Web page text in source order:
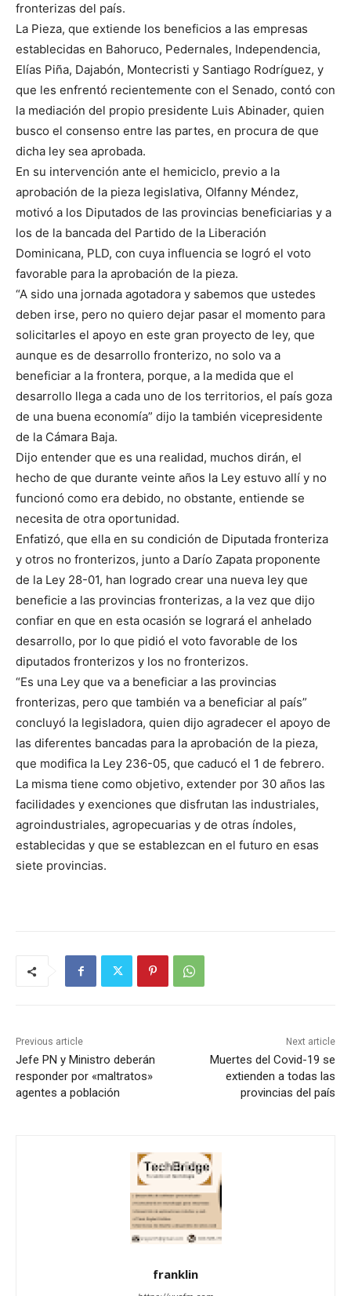
fronterizas del país.
La Pieza, que extiende los beneficios a las empresas
establecidas en Bahoruco, Pedernales, Independencia,
Elías Piña, Dajabón, Montecristi y Santiago Rodríguez, y
que les enfrentó recientemente con el Senado, contó con
la mediación del propio presidente Luis Abinader, quien
busco el consenso entre las partes, en procura de que
dicha ley sea aprobada.
En su intervención ante el hemiciclo, previo a la
aprobación de la pieza legislativa, Olfanny Méndez,
motivó a los Diputados de las provincias beneficiarias y a
los de la bancada del Partido de la Liberación
Dominicana, PLD, con cuya influencia se logró el voto
favorable para la aprobación de la pieza.
“A sido una jornada agotadora y sabemos que ustedes
deben irse, pero no quiero dejar pasar el momento para
solicitarles el apoyo en este gran proyecto de ley, que
aunque es de desarrollo fronterizo, no solo va a
beneficiar a la frontera, porque, a la medida que el
desarrollo llega a cada uno de los territorios, el país goza
de una buena economía” dijo la también vicepresidente
de la Cámara Baja.
Dijo entender que es una realidad, muchos dirán, el
hecho de que durante veinte años la Ley estuvo allí y no
funcionó como era debido, no obstante, entiende se
necesita de otra oportunidad.
Enfatizó, que ella en su condición de Diputada fronteriza
y otros no fronterizos, junto a Darío Zapata proponente
de la Ley 28-01, han logrado crear una nueva ley que
beneficie a las provincias fronterizas, a la vez que dijo
confiar en que en esta ocasión se logrará el anhelado
desarrollo, por lo que pidió el voto favorable de los
diputados fronterizos y los no fronterizos.
“Es una Ley que va a beneficiar a las provincias
fronterizas, pero que también va a beneficiar al país”
concluyó la legisladora, quien dijo agradecer el apoyo de
las diferentes bancadas para la aprobación de la pieza,
que modifica la Ley 236-05, que caducó el 1 de febrero.
La misma tiene como objetivo, extender por 30 años las
facilidades y exenciones que disfrutan las industriales,
agroindustriales, agropecuarias y de otras índoles,
establecidas y que se establezcan en el futuro en esas
siete provincias.
Previous article
Jefe PN y Ministro deberán
responder por «maltratos»
agentes a población
Next article
Muertes del Covid-19 se
extienden a todas las
provincias del país
franklin